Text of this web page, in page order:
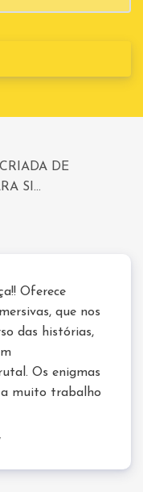
DE
SI...
Oferece
que nos
das histórias,
Os enigmas
a muito trabalho